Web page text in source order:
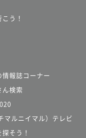
う！
報誌コーナー
検索
マルニイマル）テレビ
そう！